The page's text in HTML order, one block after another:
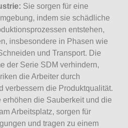
Sie sorgen für eine
indem sie schädliche
entstehen,
insbesondere in Phasen wie
und Transport. Die
der Serie SDM verhindern,
die Arbeiter durch
verbessern die Produktqualität.
erhöhen die Sauberkeit und die
Arbeitsplatz, sorgen für
und tragen zu einem